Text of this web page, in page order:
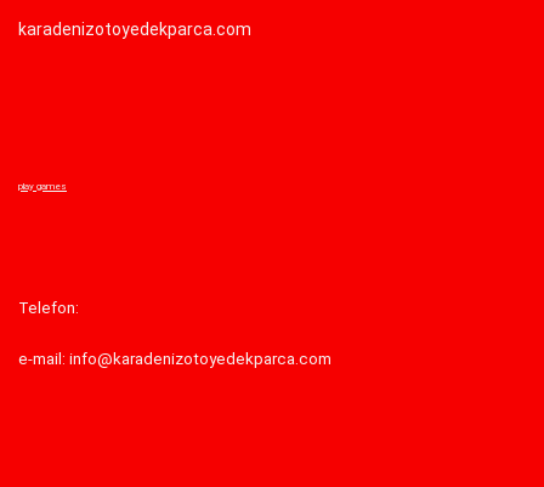
karadenizotoyedekparca.com
play games
Telefon:
e-mail: info@karadenizotoyedekparca.com